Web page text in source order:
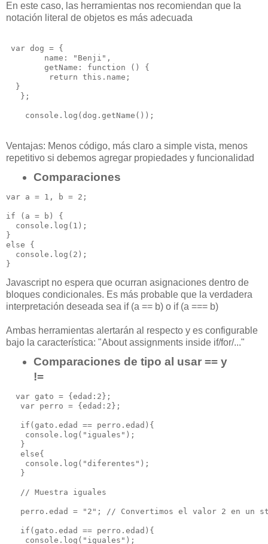
En este caso, las herramientas nos recomiendan que la
notación literal de objetos es más adecuada
var dog = {
        name: "Benji",
        getName: function () {
         return this.name;
  }
   };
Ventajas: Menos código, más claro a simple vista, menos
repetitivo si debemos agregar propiedades y funcionalidad
Comparaciones
var a = 1, b = 2;
if (a = b) {
  console.log(1);
}
else {
  console.log(2);
Javascript no espera que ocurran asignaciones dentro de
bloques condicionales. Es más probable que la verdadera
interpretación deseada sea if (a == b) o if (a === b)
Ambas herramientas alertarán al respecto y es configurable
bajo la característica: "About assignments inside if/for/..."
Comparaciones de tipo al usar == y
!=
  var gato = {edad:2};
   var perro = {edad:2};
   if(gato.edad == perro.edad){
    console.log("iguales");
   }
   else{
    console.log("diferentes");
   }
   // Muestra iguales
perro.edad = "2"; // Convertimos el valor 2 en un
   if(gato.edad == perro.edad){
    console.log("iguales");